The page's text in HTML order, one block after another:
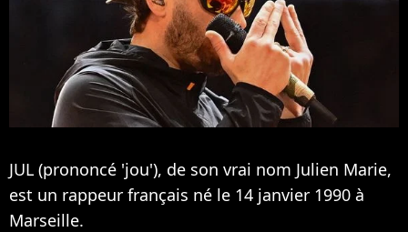
JUL (prononcé 'jou'), de son vrai nom Julien Marie,
est un rappeur français né le 14 janvier 1990 à
Marseille.